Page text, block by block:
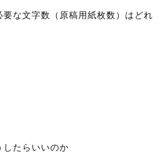
な文字数（原稿用紙枚数）はどれ
したらいいのか